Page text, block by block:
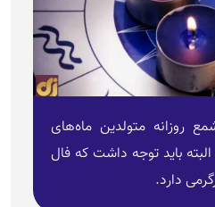
روزانه متولدین ماه‌های
باید توجه داشت که فال
دارد.